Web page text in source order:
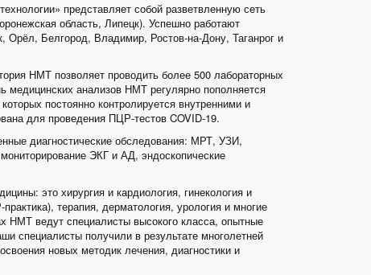
представляет собой разветвленную сеть
область, Липецк). Успешно работают
Орёл, Белгород, Владимир, Ростов-на-Дону, Таганрог и
НМТ позволяет проводить более 500 лабораторных
медицинских анализов НМТ регулярно пополняется
постоянно контролируется внутренними и
для проведения ПЦР-тестов COVID-19.
диагностические обследования: МРТ, УЗИ,
ЭКГ и АД, эндоскопические
это хирургия и кардиология, гинекология и
терапия, дерматология, урология и многие
НМТ ведут специалисты высокого класса, опытные
специалисты получили в результате многолетней
новых методик лечения, диагностики и